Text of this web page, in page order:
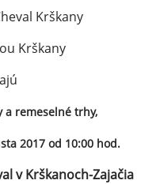
Krškany
Krškany
a remeselné trhy,
2017 od 10:00 hod.
v Krškanoch-Zajačia